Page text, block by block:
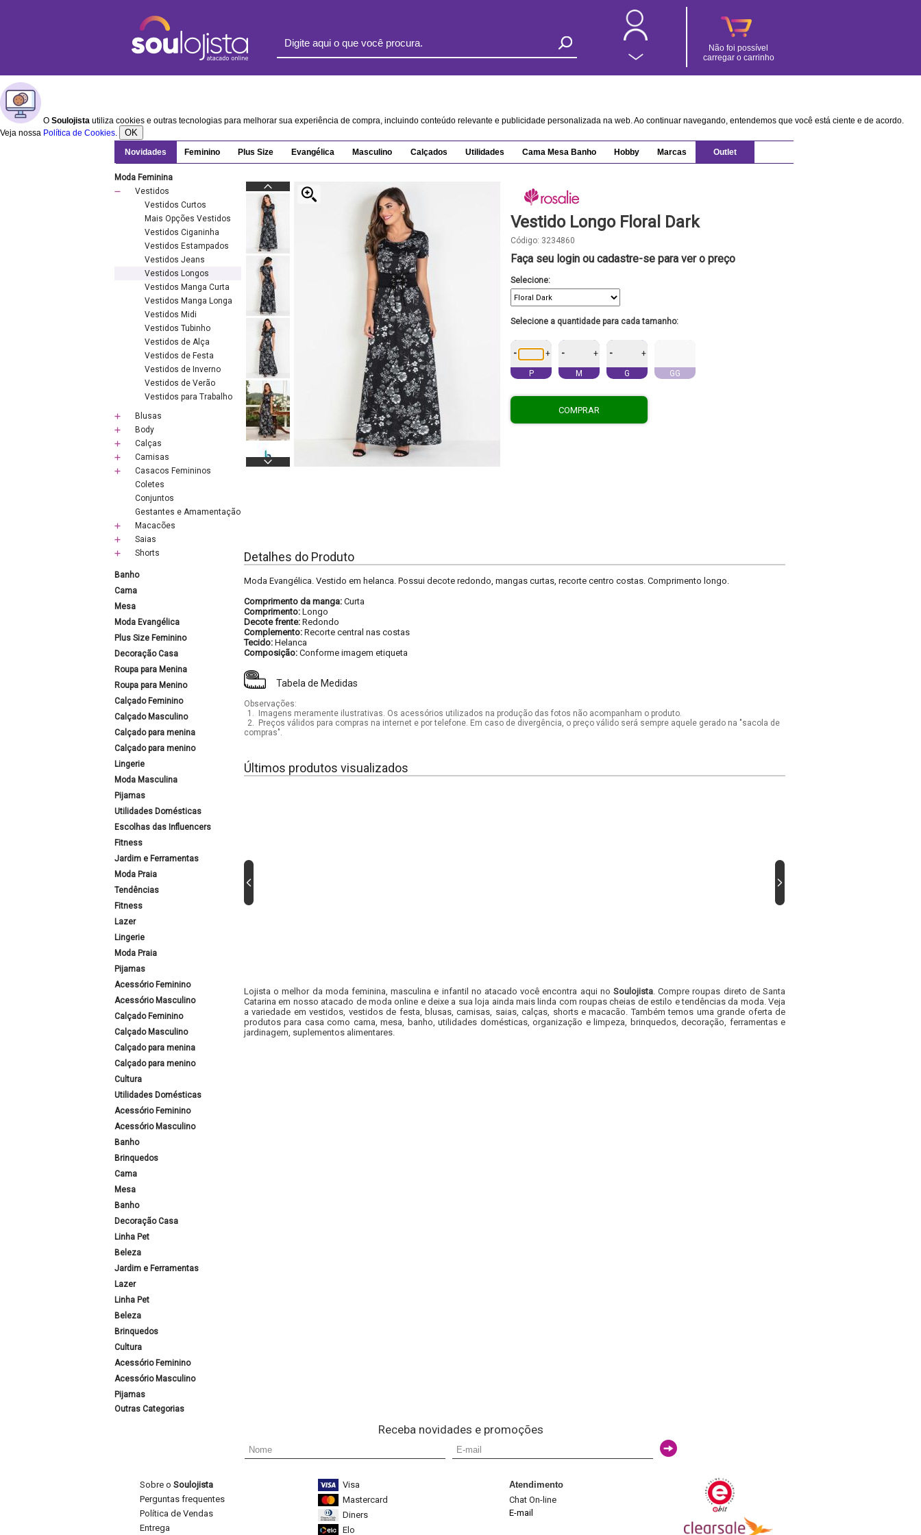
Não foi possível
carregar o carrinho
O Soulojista utiliza cookies e outras tecnologias para melhorar sua experiência de compra, incluindo conteúdo relevante e publicidade personalizada na web. Ao continuar navegando, entendemos que você está ciente e de acordo.
Veja nossa Política de Cookies. OK
Novidades Feminino Plus Size Evangélica Masculino Calçados Utilidades Cama Mesa Banho Hobby Marcas Outlet
Moda Feminina
Vestidos
Vestidos Curtos
Mais Opções Vestidos
Vestidos Ciganinha
Vestidos Estampados
Vestidos Jeans
Vestidos Longos
Vestidos Manga Curta
Vestidos Manga Longa
Vestidos Midi
Vestidos Tubinho
Vestidos de Alça
Vestidos de Festa
Vestidos de Inverno
Vestidos de Verão
Vestidos para Trabalho
Blusas
Body
Calças
Camisas
Casacos Femininos
Coletes
Conjuntos
Gestantes e Amamentação
Macacões
Saias
Shorts
Banho
Cama
Mesa
Moda Evangélica
Plus Size Feminino
Decoração Casa
Roupa para Menina
Roupa para Menino
Calçado Feminino
Calçado Masculino
Calçado para menina
Calçado para menino
Lingerie
Moda Masculina
Pijamas
Utilidades Domésticas
Escolhas das Influencers
Fitness
Jardim e Ferramentas
Moda Praia
Tendências
Fitness
Lazer
Lingerie
Moda Praia
Pijamas
Acessório Feminino
Acessório Masculino
Calçado Feminino
Calçado Masculino
Calçado para menina
Calçado para menino
Cultura
Utilidades Domésticas
Acessório Feminino
Acessório Masculino
Banho
Brinquedos
Cama
Mesa
Banho
Decoração Casa
Linha Pet
Beleza
Jardim e Ferramentas
Lazer
Linha Pet
Beleza
Brinquedos
Cultura
Acessório Feminino
Acessório Masculino
Pijamas
Outras Categorias
Vestido Longo Floral Dark
Código: 3234860
Faça seu login ou cadastre-se para ver o preço
Selecione:
Selecione a quantidade para cada tamanho:
- +
P
- +
M
- +
G GG
COMPRAR
Detalhes do Produto
Moda Evangélica. Vestido em helanca. Possui decote redondo, mangas curtas, recorte centro costas. Comprimento longo.
Comprimento da manga: Curta
Comprimento: Longo
Decote frente: Redondo
Complemento: Recorte central nas costas
Tecido: Helanca
Composição: Conforme imagem etiqueta
Tabela de Medidas
Observações:
1.
Imagens meramente ilustrativas. Os acessórios utilizados na produção das fotos não acompanham o produto.
2.
Preços válidos para compras na internet e por telefone. Em caso de divergência, o preço válido será sempre aquele gerado na "sacola de
compras".
Últimos produtos visualizados
Lojista o melhor da moda feminina, masculina e infantil no atacado você encontra aqui no Soulojista. Compre roupas direto de Santa
Catarina em nosso atacado de moda online e deixe a sua loja ainda mais linda com roupas cheias de estilo e tendências da moda. Veja
a variedade em vestidos, vestidos de festa, blusas, camisas, saias, calças, shorts e macacão. Também temos uma grande oferta de
produtos para casa como cama, mesa, banho, utilidades domésticas, organização e limpeza, brinquedos, decoração, ferramentas e
jardinagem, suplementos alimentares.
Receba novidades e promoções
Sobre o Soulojista
Perguntas frequentes
Política de Vendas
Entrega
Visa
Mastercard
Diners
Elo
Atendimento
Chat On-line
E-mail